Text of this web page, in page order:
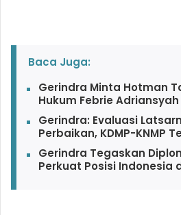
Baca Juga:
Gerindra Minta Hotman
Hukum Febrie
Gerindra: Evaluasi
Perbaikan, KDMP-KNMP
Gerindra Tegaskan
Perkuat Posisi Indonesia